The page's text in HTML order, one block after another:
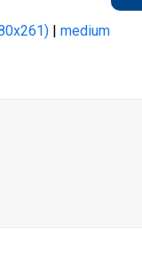
|medium